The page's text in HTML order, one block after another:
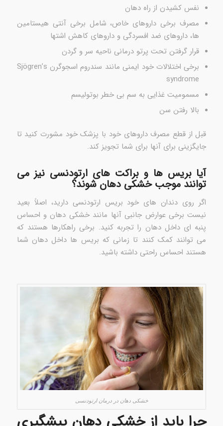
نفس کشیدن از راه دهان
مصرف برخی داروهای خاص، شامل برخی آنتی هیستامین
ها، داروهای ضد افسردگی و داروهای کاهش اشتها
قرار گرفتن تحت پرتو درمانی ناحیه سر و گردن
برخی اختلالات خود ایمنی مانند سندروم اسجوگرن Sjögren’s
syndrome
مسمومیت غذایی به سم بی خطر بوتولیسم
بالا رفتن سن
قبل از قطع مصرف داروهای خود با پزشک خود مشورت کنید تا
جایگزینی برای آنها برای شما تجویز کند.
آیا بریس ها و براکت های ارتودنسی نیز می
توانند موجب خشکی دهان شوند؟
اگر روی دندان های خود بریس ارتودنسی دارید، اصلاً بعید
نیست برخی عوارض جانبی آنها مانند خشکی دهان و احساس
پنبه ای داخل دهان را تجربه کنید. برخی راهکارها هستند که
می توانند کمک کنند تا زمانی که بریس ها داخل دهان شما
هستند احساس راحتی داشته باشید.
خشکی دهان در درمان ارتودنسی